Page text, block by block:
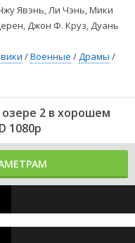
Явэнь, Ли Чэнь, Мики
Джон Ф. Круз, Дуань
/Военные /Драмы /
2 в хорошем
1080p